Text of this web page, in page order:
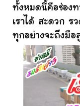
ทั้งหมดนี้คือช่อง
เราได้ สะดวก ร
ทุกอย่างจะถึงมื